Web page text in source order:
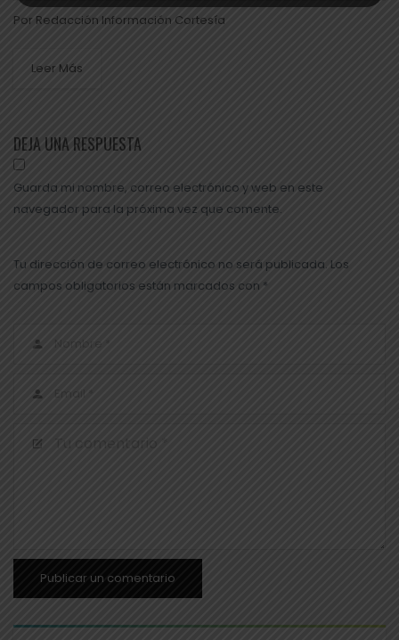
Por Redacción Información Cortesía
Leer Más
DEJA UNA RESPUESTA
Guarda mi nombre, correo electrónico y web en este
navegador para la próxima vez que comente.
Tu dirección de correo electrónico no será publicada. Los
campos obligatorios están marcados con *